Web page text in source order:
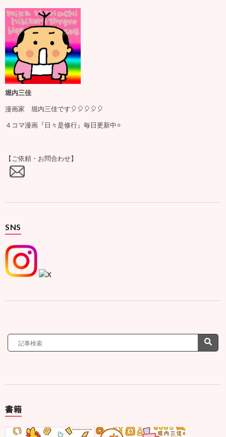
堀内三佳
漫画家 堀内三佳です🎈🎈🎈🎈🎈
４コマ漫画『日々是修行』毎日更新中⭐️
【ご依頼・お問合わせ】
SNS
書籍